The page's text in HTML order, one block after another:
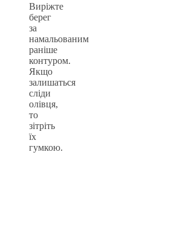
Виріжте
берег
за
намальованим
раніше
контуром.
Якщо
залишаться
сліди
олівця,
то
зітріть
їх
гумкою.